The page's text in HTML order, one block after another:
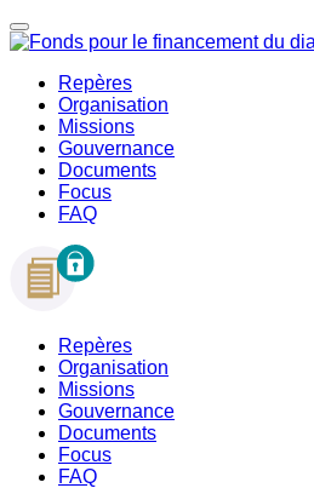
Repères
Organisation
Missions
Gouvernance
Documents
Focus
FAQ
Repères
Organisation
Missions
Gouvernance
Documents
Focus
FAQ